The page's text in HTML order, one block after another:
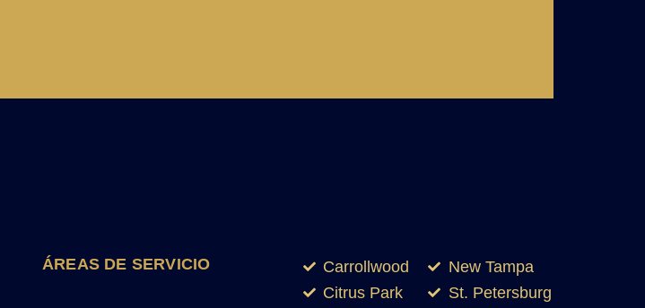
ÁREAS DE SERVICIO
Carrollwood
Citrus Park
New Tampa
St. Petersburg